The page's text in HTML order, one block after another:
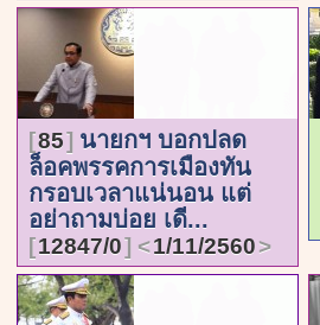
85
นายกฯ บอกปลด
ล็อคพรรคการเมืองทัน
กรอบเวลาแน่นอน แต่
อย่าถามบ่อย เดี...
12847/0 1/11/2560